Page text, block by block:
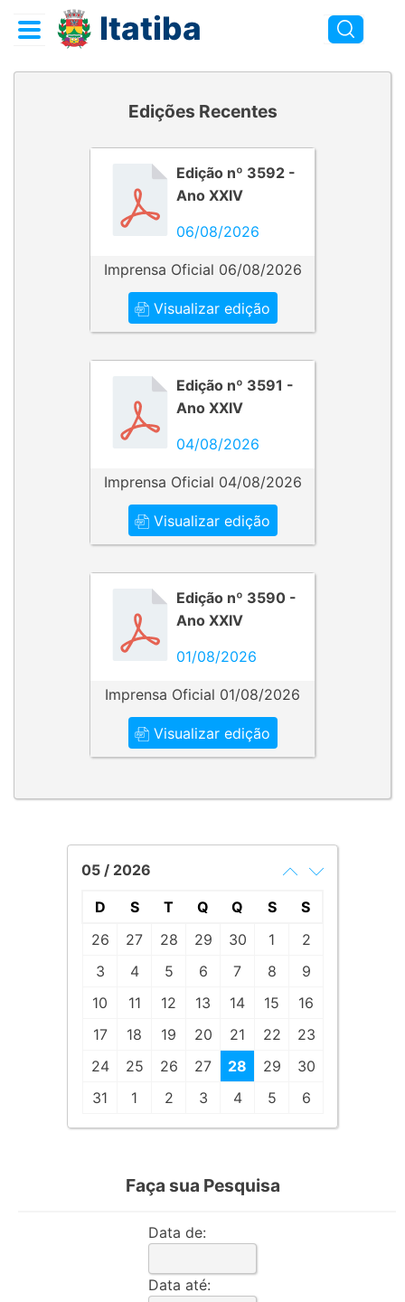
Itatiba
Edições Recentes
Edição nº 3592 -
Ano XXIV
06/08/2026
Imprensa Oficial 06/08/2026
Visualizar edição
Edição nº 3591 -
Ano XXIV
04/08/2026
Imprensa Oficial 04/08/2026
Visualizar edição
Edição nº 3590 -
Ano XXIV
01/08/2026
Imprensa Oficial 01/08/2026
Visualizar edição
05 / 2026
D S T Q Q S
S
26
27 28 29 30 1
2
3
4 5 6 7 8
9
10
11 12 13 14 15
16
17
18 19 20 21 22
23
24
25 26 27 28 29
30
31
1 2 3 4 5 6
Faça sua Pesquisa
Data de:
Data até: